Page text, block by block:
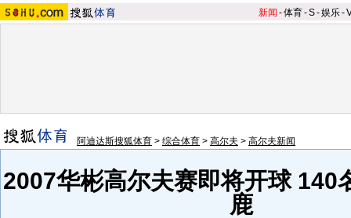
新闻 -体育-S-娱乐-
阿迪达斯搜狐体育 > 综合体育 > 高尔夫 > 高尔夫新闻
2007华彬高尔夫赛即将开球 140
鹿